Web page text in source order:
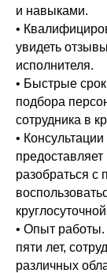
и навыками.
•
увидеть
исполнителя.
• Быстрые
подбора
сотрудника в
•
разобраться
• Опыт
пяти лет,
различных